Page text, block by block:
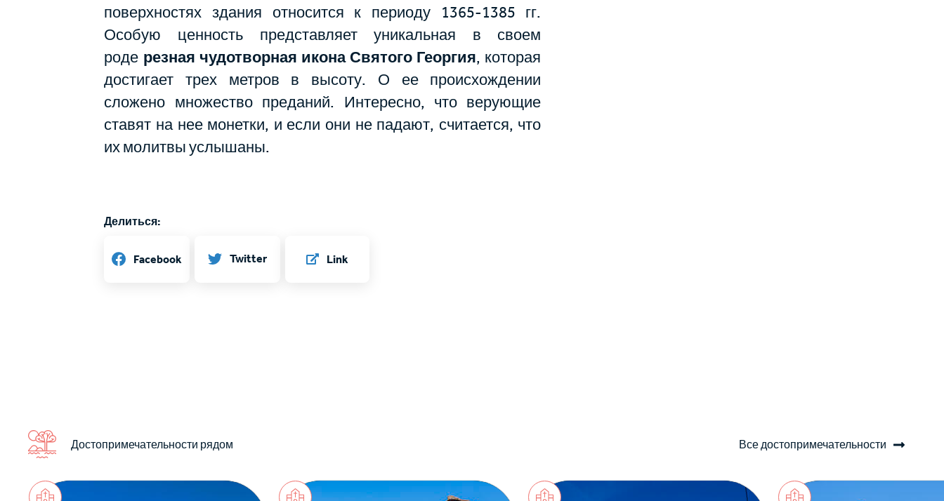
поверхностях здания относится к периоду 1365-1385 гг.
Особую ценность представляет уникальная в своем
роде резная чудотворная икона Святого Георгия, которая
достигает трех метров в высоту. О ее происхождении
сложено множество преданий. Интересно, что верующие
ставят на нее монетки, и если они не падают, считается, что
их молитвы услышаны.
Делиться:
Facebook Twitter Link
Достопримечательности рядом Все достопримечательности